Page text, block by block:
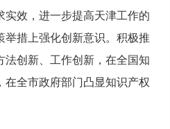
实效，进一步提高天津工作的
举措上强化创新意识。积极推
法创新、工作创新，在全国知
在全市政府部门凸显知识产权